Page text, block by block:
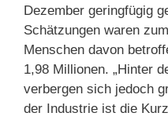
Dezember geringfügig
Schätzungen waren
Menschen davon
1,98 Millionen. „Hinter
verbergen sich jedoch
der Industrie ist die